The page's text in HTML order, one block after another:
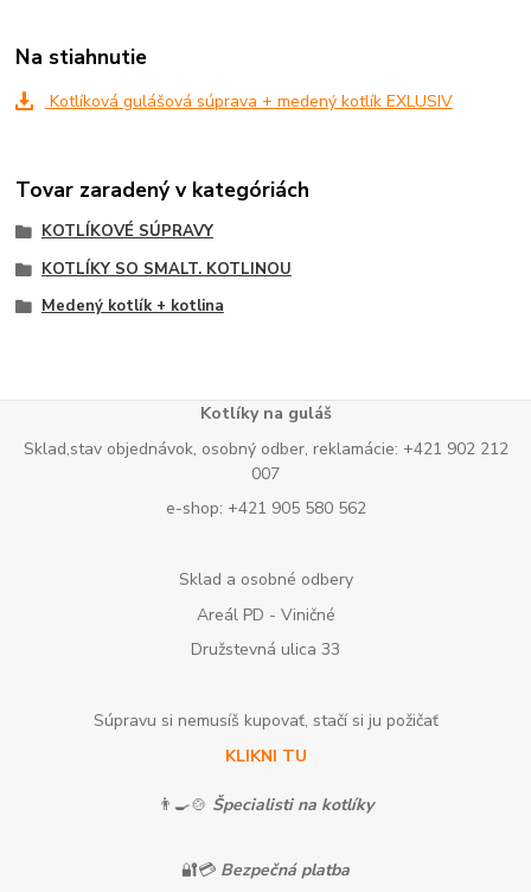
Na stiahnutie
Kotlíková gulášová súprava + medený kotlík EXLUSIV
Tovar zaradený v kategóriách
KOTLÍKOVÉ SÚPRAVY
KOTLÍKY SO SMALT. KOTLINOU
Medený kotlík + kotlina
Kotlíky na guláš
Sklad,stav objednávok, osobný odber, reklamácie: +421 902 212
007
e-shop: +421 905 580 562
Sklad a osobné odbery
Areál PD - Viničné
Družstevná ulica 33
Súpravu si nemusíš kupovať, stačí si ju požičať
KLIKNI TU
👨‍🍳🍲 Špecialisti na kotlíky
🔐💳 Bezpečná platba